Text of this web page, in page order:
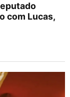
com Lucas,